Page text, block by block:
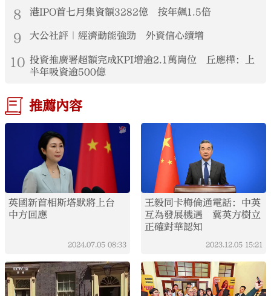
8 港IPO首七月集資額3282億 按年飆1.5倍
9 大公社評｜經濟動能強勁 外資信心續增
10 投資推廣署超額完成KPI增逾2.1萬崗位 丘應樺：上
半年吸資逾500億
推薦內容
英國新首相斯塔默將上台
中方回應
2024.07.05 08:33
王毅同卡梅倫通電話：中英
互為發展機遇 冀英方樹立
正確對華認知
2023.12.05 15:21